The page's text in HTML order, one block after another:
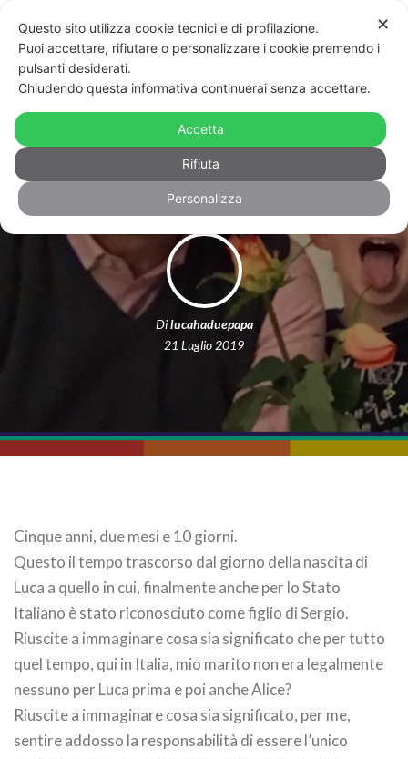
Cinque anni, due mesi e 10 giorni per
essere ufficialmente famiglia
Dilucahaduepapa
21 Luglio 2019
Cinque anni, due mesi e 10 giorni.
Questo il tempo trascorso dal giorno della nascita di
Luca a quello in cui, finalmente anche per lo Stato
Italiano è stato riconosciuto come figlio di Sergio.
Riuscite a immaginare cosa sia significato che per tutto
quel tempo, qui in Italia, mio marito non era legalmente
nessuno per Luca prima e poi anche Alice?
Riuscite a immaginare cosa sia significato, per me,
sentire addosso la responsabilità di essere l’unico
✕
Questo sito utilizza cookie tecnici e di profilazione.
Puoi accettare, rifiutare o personalizzare i cookie premendo i
pulsanti desiderati.
Chiudendo questa informativa continuerai senza accettare.
Accetta
Rifiuta
Personalizza